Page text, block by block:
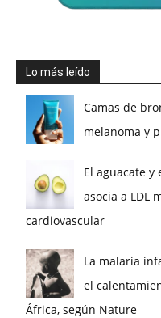
Lo más leído
Camas de
melanoma y
El aguacate
asocia a LDL
cardiovascular
La malaria
el
África, según Nature